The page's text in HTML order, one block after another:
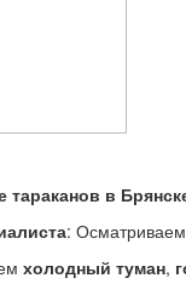
в
:
холодный туман,